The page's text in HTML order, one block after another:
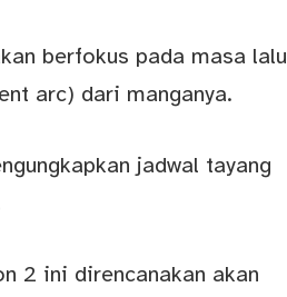
berfokus pada masa lalu
arc) dari manganya.
jadwal tayang
2 ini direncanakan akan